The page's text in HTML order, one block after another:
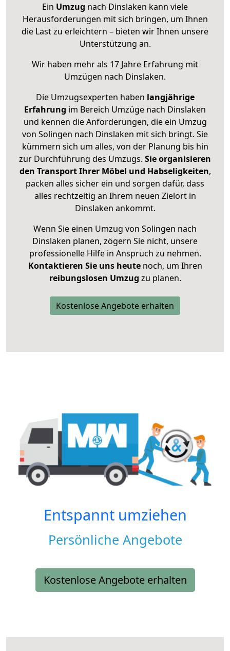
Ein Umzug nach Dinslaken kann viele
Herausforderungen mit sich bringen, um Ihnen
die Last zu erleichtern – bieten wir Ihnen unsere
Unterstützung an.
Wir haben mehr als 17 Jahre Erfahrung mit
Umzügen nach Dinslaken.
Die Umzugsexperten haben langjährige
Erfahrung im Bereich Umzüge nach Dinslaken
und kennen die Anforderungen, die ein Umzug
von Solingen nach Dinslaken mit sich bringt. Sie
kümmern sich um alles, von der Planung bis hin
zur Durchführung des Umzugs. Sie organisieren
den Transport Ihrer Möbel und Habseligkeiten,
packen alles sicher ein und sorgen dafür, dass
alles rechtzeitig an Ihrem neuen Zielort in
Dinslaken ankommt.
Wenn Sie einen Umzug von Solingen nach
Dinslaken planen, zögern Sie nicht, unsere
professionelle Hilfe in Anspruch zu nehmen.
Kontaktieren Sie uns heutenoch, um Ihren
reibungslosen Umzug zu planen.
Kostenlose Angebote erhalten
Entspannt umziehen
Persönliche Angebote
Kostenlose Angebote erhalten